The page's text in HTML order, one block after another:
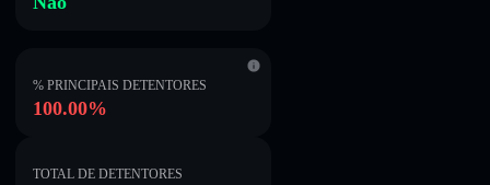
% PRINCIPAIS DETENTORES
100.00%
TOTAL DE DETENTORES